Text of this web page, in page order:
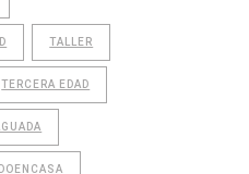
TALLER
TERCERA EDAD